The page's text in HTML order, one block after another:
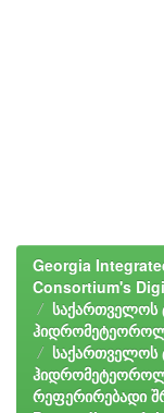
Georgia
Consortium's
საქართველოს
საქართველოს
რეფერირებადი